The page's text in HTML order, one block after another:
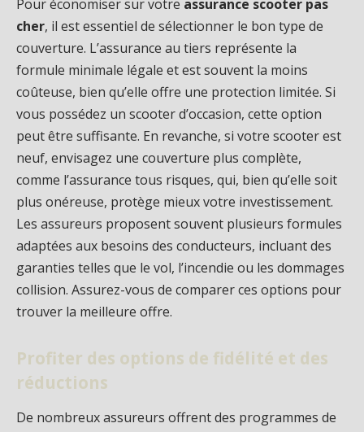
Pour économiser sur votre assurance scooter pas
cher, il est essentiel de sélectionner le bon type de
couverture. L’assurance au tiers représente la
formule minimale légale et est souvent la moins
coûteuse, bien qu’elle offre une protection limitée. Si
vous possédez un scooter d’occasion, cette option
peut être suffisante. En revanche, si votre scooter est
neuf, envisagez une couverture plus complète,
comme l’assurance tous risques, qui, bien qu’elle soit
plus onéreuse, protège mieux votre investissement.
Les assureurs proposent souvent plusieurs formules
adaptées aux besoins des conducteurs, incluant des
garanties telles que le vol, l’incendie ou les dommages
collision. Assurez-vous de comparer ces options pour
trouver la meilleure offre.
Profiter des options de fidélité et des
réductions
De nombreux assureurs offrent des programmes de